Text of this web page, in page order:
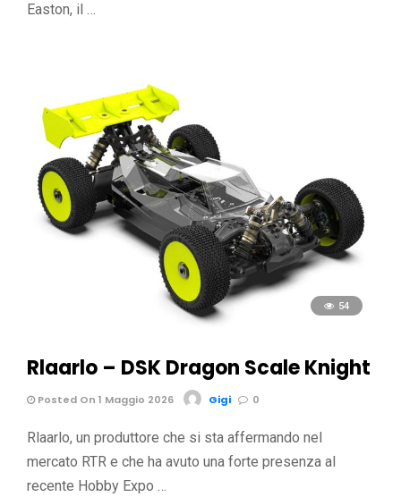
Easton, il …
54
Rlaarlo – DSK Dragon Scale Knight
Posted On 1 Maggio 2026 Gigi 0
Rlaarlo, un produttore che si sta affermando nel
mercato RTR e che ha avuto una forte presenza al
recente Hobby Expo …